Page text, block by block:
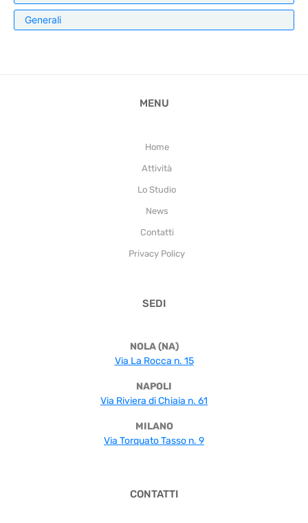
Generali
MENU
Home
Attività
Lo Studio
News
Contatti
Privacy Policy
SEDI
NOLA (NA)
Via La Rocca n. 15
NAPOLI
Via Riviera di Chiaia n. 61
MILANO
Via Torquato Tasso n. 9
CONTATTI